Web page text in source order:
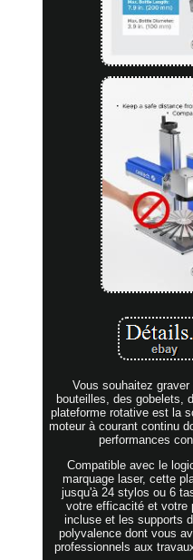
Vous souhaitez
bouteilles, des gobelets,
plateforme rotative est la
moteur à courant continu
performances
Compatible avec le
marquage laser, cette
jusqu'à 24 stylos ou 6
votre efficacité et votre
incluse et les supports
polyvalence dont vous
professionnels aux